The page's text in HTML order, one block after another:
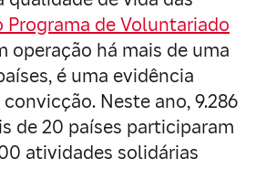
Programa de Voluntariado
operação há mais de uma
é uma evidência
Neste ano, 9.286
de 20 países participaram
atividades solidárias